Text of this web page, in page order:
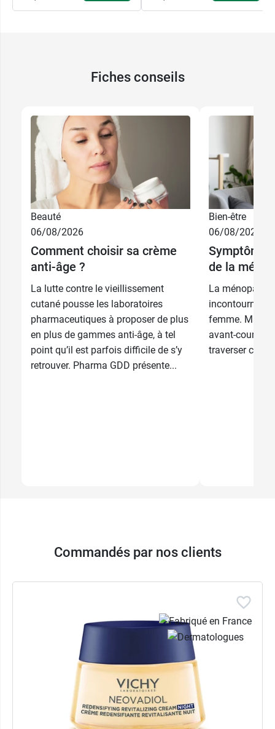
Fiches conseils
Beauté
06/08/2026
Comment choisir sa crème
anti-âge ?
La lutte contre le vieillissement
cutané pousse les laboratoires
pharmaceutiques à proposer de plus
en plus de gammes anti-âge, à tel
point qu’il est parfois difficile de s’y
retrouver. Pharma GDD présente...
Bien-être
06/08/2026
de la
La
femme. Mais
avant-
traverser cette
Commandés par nos clients